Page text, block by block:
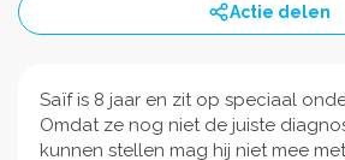
Actie delen
Saïf is 8 jaar en zit op speciaal
Omdat ze nog niet de juiste
kunnen stellen mag hij niet mee